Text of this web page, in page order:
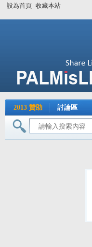
設為首頁 收藏本站
2013 贊助 討論區